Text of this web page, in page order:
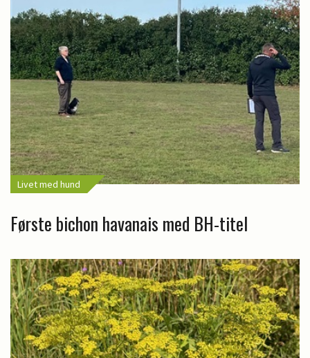
Livet med hund
Første bichon havanais med BH-titel